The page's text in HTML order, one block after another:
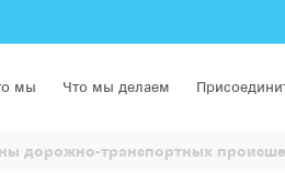
мы Что мы делаем
дорожно-транспортных